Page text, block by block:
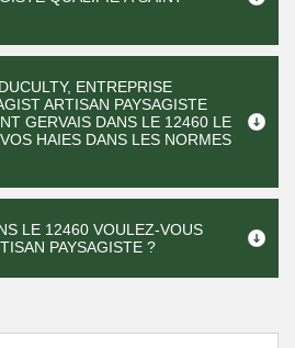
ENTREPRISE
ARTISAN PAYSAGISTE
GERVAIS DANS LE 12460 LE
HAIES DANS LES NORMES
LE 12460 VOULEZ-VOUS
PAYSAGISTE ?